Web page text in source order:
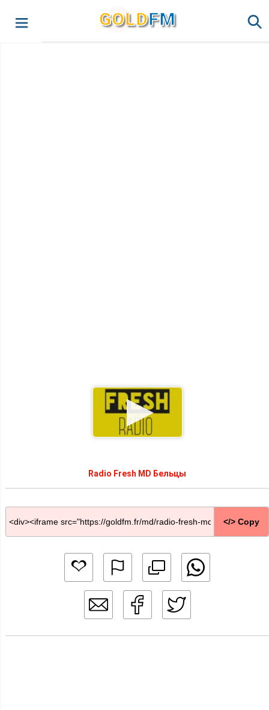
GOLDFM
Radio Fresh MD Бельцы
</> Copy